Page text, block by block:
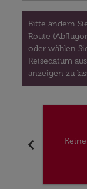
Bitte ändern
Route
oder wählen
Reisedatum
anzeigen zu
chevron_left